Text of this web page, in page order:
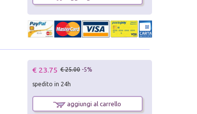
€ 23.75 € 25.00 -5%
spedito in 24h
aggiungi al carrello